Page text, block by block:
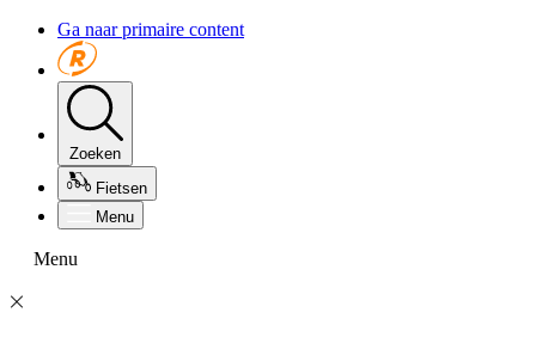
Ga naar primaire content
Zoeken
Fietsen
Menu
Menu